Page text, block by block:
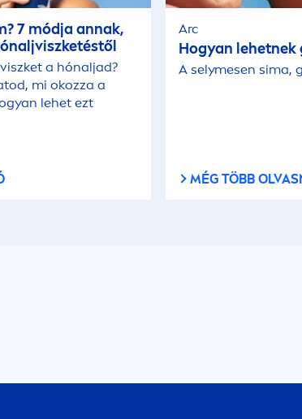
7 módja annak,
a hónaljad?
mi okozza a
lehet ezt
Arc
Hogyan lehetnek
A selymesen sima,
MÉG TÖBB